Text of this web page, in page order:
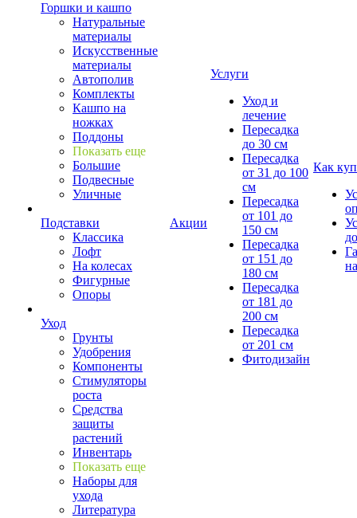
Горшки и кашпо
Натуральные
материалы
Искусственные
материалы
Автополив
Комплекты
Кашпо на
ножках
Поддоны
Показать еще
Большие
Подвесные
Уличные
Подставки
Классика
Лофт
На колесах
Фигурные
Опоры
Уход
Грунты
Удобрения
Компоненты
Стимуляторы
роста
Средства
защиты
растений
Инвентарь
Показать еще
Наборы для
ухода
Литература
Акции
Услуги
Уход и
лечение
Пересадка
до 30 см
Пересадка
от 31 до 100
см
Пересадка
от 101 до
150 см
Пересадка
от 151 до
180 см
Пересадка
от 181 до
200 см
Пересадка
от 201 см
Фитодизайн
Как